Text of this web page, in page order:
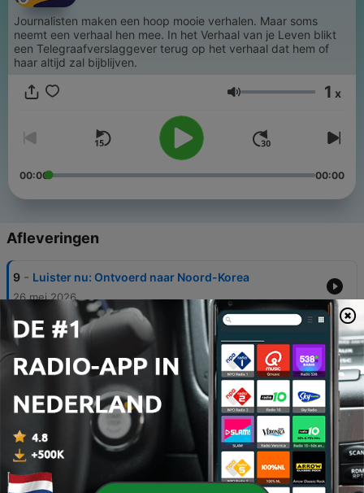
Journalisten maken een hoop mooie verhalen. Maar soms
neemt een verhaal hen mee. In het Verhaal van je Leven blikt
een Telegraafverslaggever terug op het verhaal dat hem of
haar altijd zal bijblijven.
Volume 1 x
00:00 00:00
Afleveringen
9 - Luister nu: Ontvoerd naar Noord-Korea
26 mei 2026
- Hoe een anonieme brief de grootste ambtelijke
corruptiezaak in jaren blootlegde
01 mrt. 2025
7 - Hoe Telegraaf-info bijdroeg aan Pulitzerprijs
22 feb. 2025
6
Waarom de duurste Nederlandse film ooit, nooit is
verschenen
15 feb. 2025